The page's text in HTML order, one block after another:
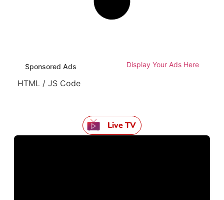
Sponsored Ads Display Your Ads Here
HTML / JS Code
Live TV